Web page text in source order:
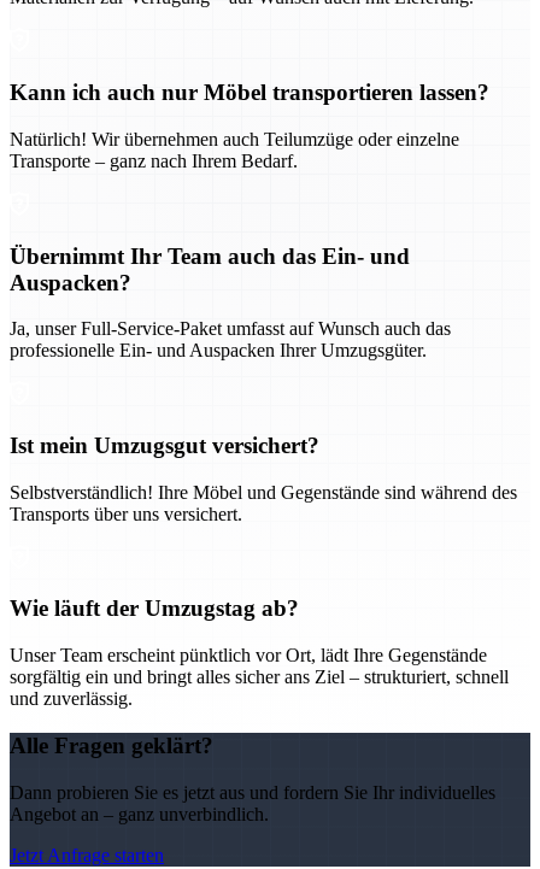
Kann ich auch nur Möbel transportieren lassen?
Natürlich! Wir übernehmen auch Teilumzüge oder einzelne
Transporte – ganz nach Ihrem Bedarf.
Übernimmt Ihr Team auch das Ein- und
Auspacken?
Ja, unser Full-Service-Paket umfasst auf Wunsch auch das
professionelle Ein- und Auspacken Ihrer Umzugsgüter.
Ist mein Umzugsgut versichert?
Selbstverständlich! Ihre Möbel und Gegenstände sind während des
Transports über uns versichert.
Wie läuft der Umzugstag ab?
Unser Team erscheint pünktlich vor Ort, lädt Ihre Gegenstände
sorgfältig ein und bringt alles sicher ans Ziel – strukturiert, schnell
und zuverlässig.
Alle Fragen geklärt?
Dann probieren Sie es jetzt aus und fordern Sie Ihr individuelles
Angebot an – ganz unverbindlich.
Jetzt Anfrage starten